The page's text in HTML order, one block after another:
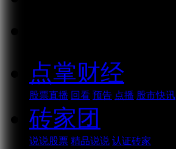
点掌财经
股票直播 回看 预告 点播 股市快讯
砖家团
说说股票 精品说说 认证砖家